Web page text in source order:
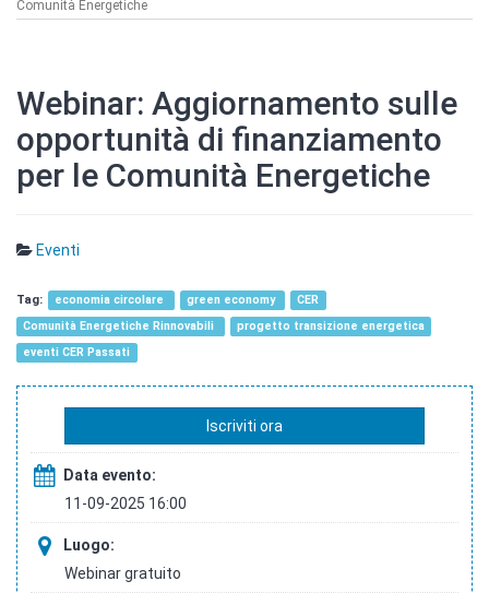
Comunità Energetiche
Webinar: Aggiornamento sulle
opportunità di finanziamento
per le Comunità Energetiche
Eventi
economia circolare green economy
CER
Comunità Energetiche Rinnovabili
progetto transizione energetica
eventi CER Passati
Iscriviti ora
Data evento:
11-09-2025 16:00
Luogo:
Webinar gratuito